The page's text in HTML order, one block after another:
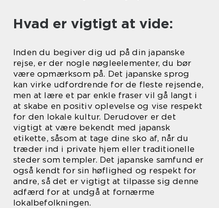
Hvad er vigtigt at vide:
Inden du begiver dig ud på din japanske
rejse, er der nogle nøgleelementer, du bør
være opmærksom på. Det japanske sprog
kan virke udfordrende for de fleste rejsende,
men at lære et par enkle fraser vil gå langt i
at skabe en positiv oplevelse og vise respekt
for den lokale kultur. Derudover er det
vigtigt at være bekendt med japansk
etikette, såsom at tage dine sko af, når du
træder ind i private hjem eller traditionelle
steder som templer. Det japanske samfund er
også kendt for sin høflighed og respekt for
andre, så det er vigtigt at tilpasse sig denne
adfærd for at undgå at fornærme
lokalbefolkningen.